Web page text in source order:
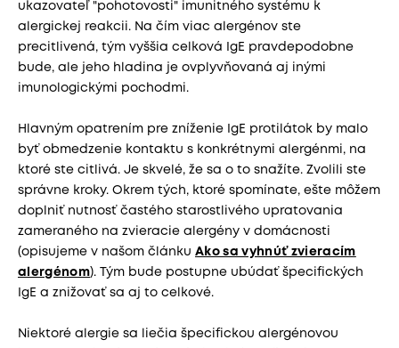
ukazovateľ "pohotovosti" imunitného systému k
alergickej reakcii. Na čím viac alergénov ste
precitlivená, tým vyššia celková IgE pravdepodobne
bude, ale jeho hladina je ovplyvňovaná aj inými
imunologickými pochodmi.
Hlavným opatrením pre zníženie IgE protilátok by malo
byť obmedzenie kontaktu s konkrétnymi alergénmi, na
ktoré ste citlivá. Je skvelé, že sa o to snažíte. Zvolili ste
správne kroky. Okrem tých, ktoré spomínate, ešte môžem
doplniť nutnosť častého starostlivého upratovania
zameraného na zvieracie alergény v domácnosti
(opisujeme v našom článku Ako sa vyhnúť zvieracím
alergénom). Tým bude postupne ubúdať špecifických
IgE a znižovať sa aj to celkové.
Niektoré alergie sa liečia špecifickou alergénovou